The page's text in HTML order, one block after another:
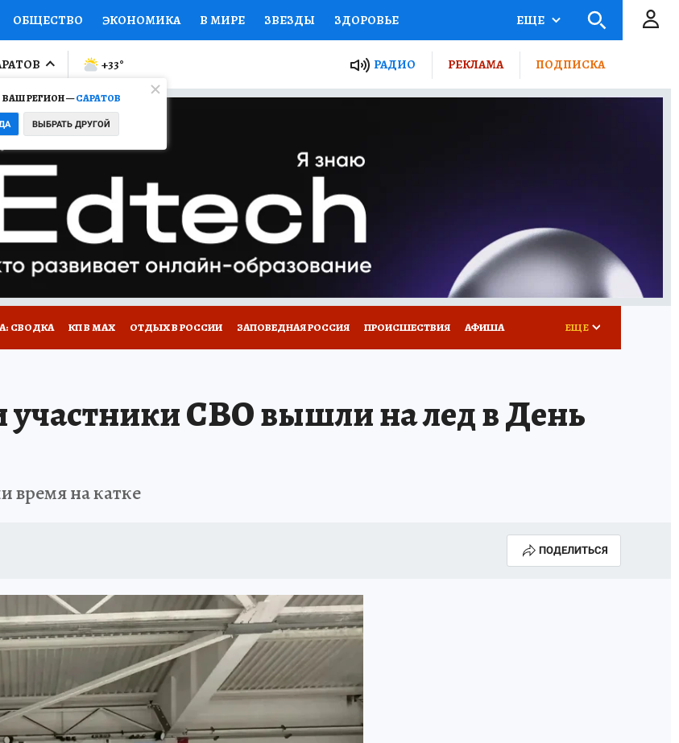
ОБЩЕСТВО ЭКОНОМИКА В МИРЕ ЗВЕЗДЫ ЗДОРОВЬЕ
ПРОИСШЕСТВИЯ НАЦИОНАЛЬНЫЕ ПРОЕКТЫ РОССИИ
МИР Я ЗНАЮ СЕМЬЯ ЖЕНСКИЕ СЕКРЕТЫ ПУТЕВОДИТЕЛЬ
СЕРИАЛЫ
КОЛЛЕКЦИИ КОНКУРСЫ ГИД ПОТРЕБИТЕЛЯ
ЕЩЕ
ВАШ РЕГИОН —САРАТОВ
ВЫБРАТЬ ДРУГОЙ
+33° РАДИО РЕКЛАМА ПОДПИСКА
СВОДКА КП В МАХ ОТДЫХ В РОССИИ ЗАПОВЕДНАЯ РОССИЯ ПРОИСШЕСТВИЯ АФИША ЕЩЕ
участники СВО вышли на лед в День
время на катке
ПОДЕЛИТЬСЯ